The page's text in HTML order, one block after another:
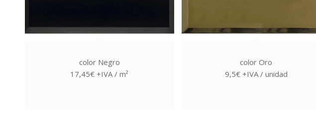
color Negro
17,45€ +IVA / m²
color Oro
9,5€ +IVA / unidad